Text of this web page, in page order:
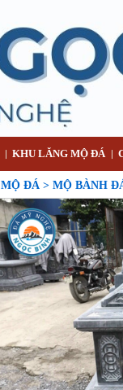
KHU LĂNG MỘ ĐÁ
MỘ ĐÁ > MỘ BÀNH